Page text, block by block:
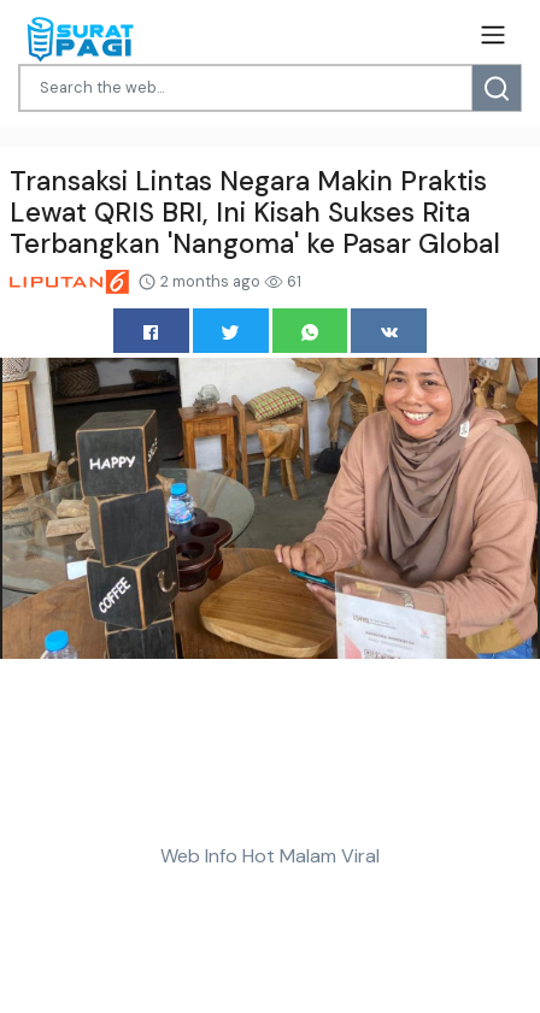
Transaksi Lintas Negara Makin Praktis
Lewat QRIS BRI, Ini Kisah Sukses Rita
Terbangkan 'Nangoma' ke Pasar Global
2 months ago 61
Web Info Hot Malam Viral